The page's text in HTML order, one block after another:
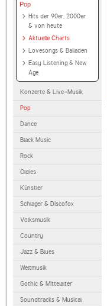
Pop
Hits der 90er, 2000er
& von heute
Aktuelle Charts
Lovesongs & Balladen
Easy Listening & New
Age
Konzerte & Live-Musik
Pop
Dance
Black Music
Rock
Oldies
Künstler
Schlager & Discofox
Volksmusik
Country
Jazz & Blues
Weltmusik
Gothic & Mittelalter
Soundtracks & Musical